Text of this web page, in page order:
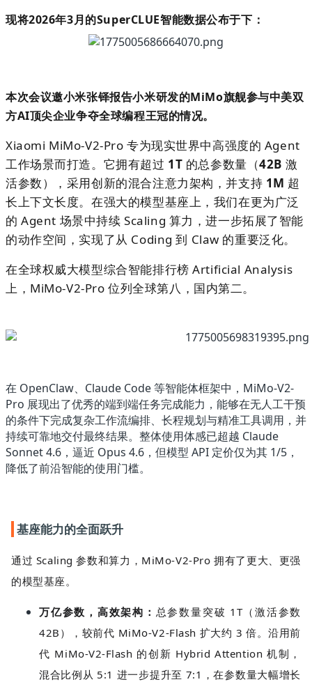
现将2026年3月的SuperCLUE智能数据公布于下：
本次会议邀小米张铎报告小米研发的MiMo旗舰参与中美双
方AI顶尖企业争夺全球编程王冠的情况。
Xiaomi MiMo-V2-Pro 专为现实世界中高强度的 Agent
工作场景而打造。它拥有超过 1T 的总参数量（42B 激
活参数），采用创新的混合注意力架构，并支持 1M 超
长上下文长度。在强大的模型基座上，我们在更为广泛
的 Agent 场景中持续 Scaling 算力，进一步拓展了智能
的动作空间，实现了从 Coding 到 Claw 的重要泛化。
在全球权威大模型综合智能排行榜 Artificial Analysis
上，MiMo-V2-Pro 位列全球第八，国内第二。
在 OpenClaw、Claude Code 等智能体框架中，MiMo-V2-
Pro 展现出了优秀的端到端任务完成能力，能够在无人工干预
的条件下完成复杂工作流编排、长程规划与精准工具调用，并
持续可靠地交付最终结果。整体使用体感已超越 Claude
Sonnet 4.6，逼近 Opus 4.6，但模型 API 定价仅为其 1/5，
降低了前沿智能的使用门槛。
基座能力的全面跃升
通过 Scaling 参数和算力，MiMo-V2-Pro 拥有了更大、更强
的模型基座。
万亿参数，高效架构 ： 总参数量突破 1T（激活参数
42B），较前代 MiMo-V2-Flash 扩大约 3 倍。沿用前
代 MiMo-V2-Flash 的创新 Hybrid Attention 机制，
混合比例从 5:1 进一步提升至 7:1，在参数量大幅增长